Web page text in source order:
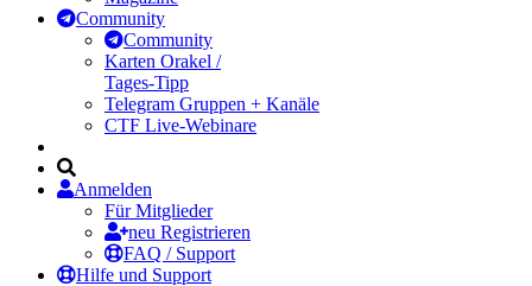
Community
Community
Karten Orakel /
Tages-Tipp
Telegram Gruppen + Kanäle
CTF Live-Webinare
Anmelden
Für Mitglieder
neu Registrieren
FAQ / Support
Hilfe und Support